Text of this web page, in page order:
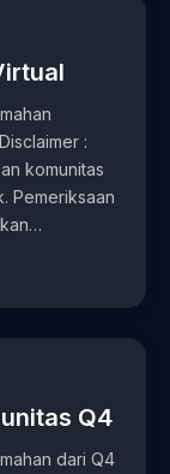
:
komunitas
Pemeriksaan
Q4
dari Q4